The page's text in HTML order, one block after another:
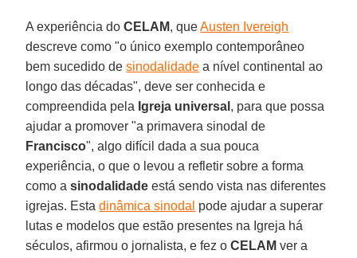
A experiência doCELAM, queAusten Ivereigh
descreve como "o único exemplo contemporâneo
bem sucedido desinodalidade a nível continental ao
longo das décadas", deve ser conhecida e
compreendida pela Igreja universal , para que possa
ajudar a promover "a primavera sinodal de
Francisco", algo difícil dada a sua pouca
experiência, o que o levou a refletir sobre a forma
como asinodalidade está sendo vista nas diferentes
igrejas. Estadinâmica sinodal pode ajudar a superar
lutas e modelos que estão presentes na Igreja há
séculos, afirmou o jornalista, e fez oCELAM ver a